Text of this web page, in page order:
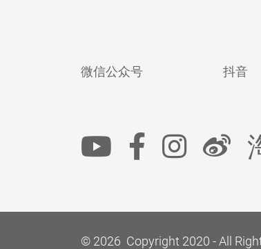
微信公众号 抖音
© 2026 Copyright 2020 - All